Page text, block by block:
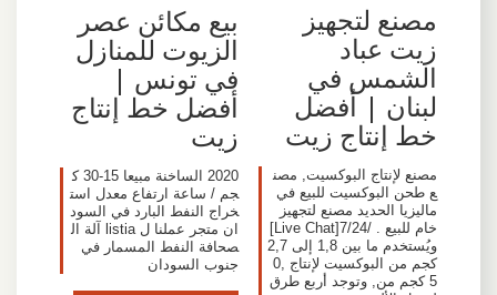
مصنع لتجهيز
زيت عباد
الشمس في
لبنان | أفضل
خط إنتاج زيت
مصنع لإنتاج البوكسيت, مصن
ع طحن البوكسيت للبيع في
ماليزيا الحديد مصنع لتجهيز
خام للبيع . /7/24[Live Chat]
ويُستخدم ما بين 1,8 إلى 2,7
كجم من البوكسيت لإنتاج 0,
5 كجم من, وتوجد أربع طرق
بيع مكائن عصر
الزيوت للمنازل
في تونس |
أفضل خط إنتاج
زيت
2020 الساخنة مبيعا 15-30 ك
جم / ساعة ارتفاع معدل است
خراج النفط البارد في السود
ان متجر عملنا ل listia آلة ال
صحافة النفط المسمار في
جنوب السودان